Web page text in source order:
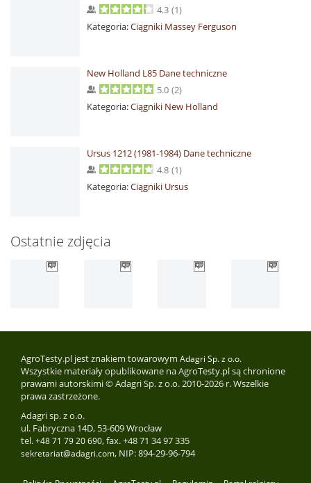
4.3 (1)
Kategoria:Ciągniki Massey Ferguson
New Holland L85 Dane techniczne
5.0 (2)
Kategoria:Ciągniki New Holland
Ursus 1212 (1981-1984) Dane techniczne
4.8 (1)
Kategoria:Ciągniki Ursus
Ostatnie zdjęcia
AgroTesty.pl jest znakiem towarowym Adagri Sp. z o.o.
Wszystkie materiały opublikowane na AgroTesty.pl są chronione
prawami autorskimi © Adagri Sp. z o.o. 2010-2026 r. Wszelkie
prawa zastrzeżone.
Adagri sp. z o.o.
ul. Fabryczna 14D, 53-609 Wrocław
tel.+48 71 79 20 690, fax. +48 71 34 97 335
sekretariat@adagri.com, NIP: 894-29-96-794